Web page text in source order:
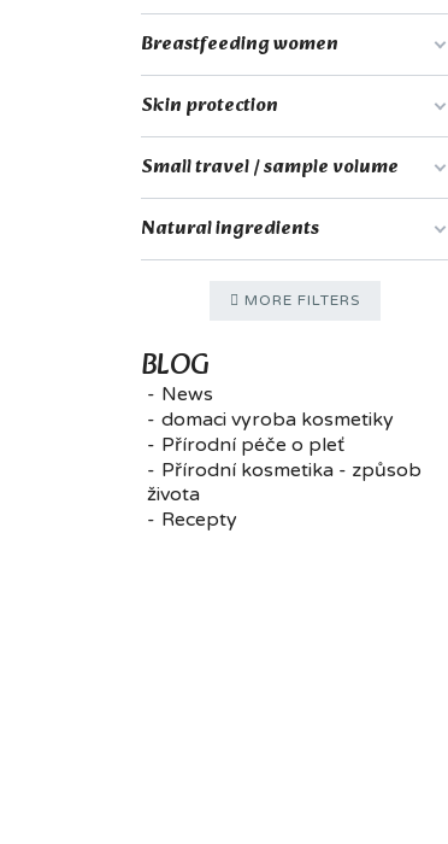
Breastfeeding women
Skin protection
Small travel / sample volume
Natural ingredients
MORE FILTERS
BLOG
News
domaci vyroba kosmetiky
Přírodní péče o pleť
Přírodní kosmetika - způsob
života
Recepty